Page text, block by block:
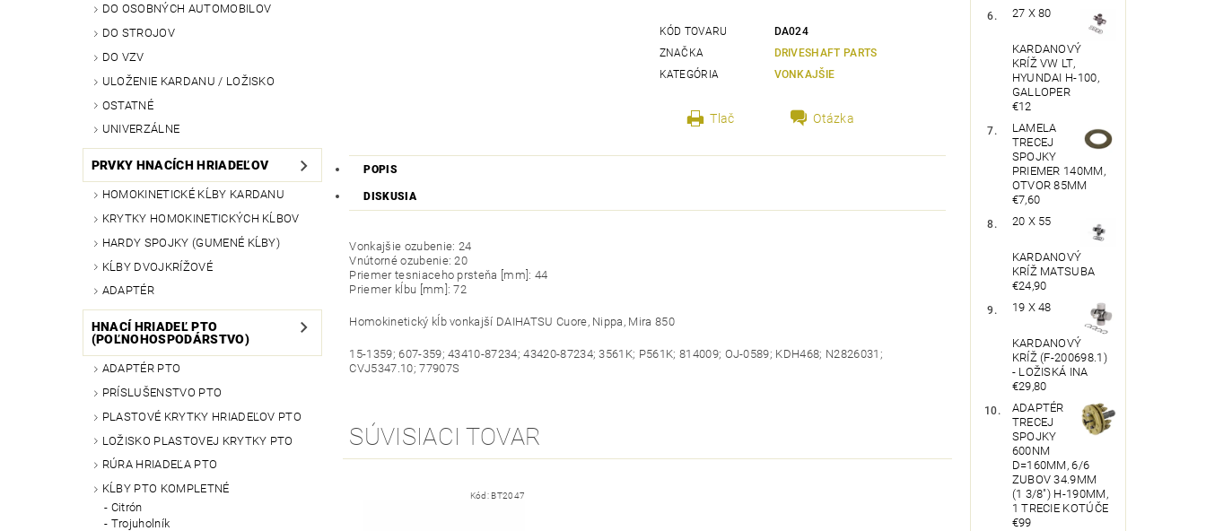
DO OSOBNÝCH AUTOMOBILOV
DO STROJOV
DO VZV
ULOŽENIE KARDANU / LOŽISKO
OSTATNÉ
UNIVERZÁLNE
PRVKY HNACÍCH HRIADEĽOV
HOMOKINETICKÉ KĹBY KARDANU
KRYTKY HOMOKINETICKÝCH KĹBOV
HARDY SPOJKY (GUMENÉ KĹBY)
KĹBY DVOJKRÍŽOVÉ
ADAPTÉR
HNACÍ HRIADEĽ PTO
(POĽNOHOSPODÁRSTVO)
ADAPTÉR PTO
PRÍSLUŠENSTVO PTO
PLASTOVÉ KRYTKY HRIADEĽOV PTO
LOŽISKO PLASTOVEJ KRYTKY PTO
RÚRA HRIADEĽA PTO
KĹBY PTO KOMPLETNÉ
Citrón
Trojuholník
KÓD TOVARU
DA024
ZNAČKA
DRIVESHAFT PARTS
KATEGÓRIA
VONKAJŠIE
Tlač Otázka
POPIS
DISKUSIA
Vonkajšie ozubenie: 24
Vnútorné ozubenie: 20
Priemer tesniaceho prsteňa [mm]: 44
Priemer kĺbu [mm]: 72
Homokinetický kĺb vonkajší DAIHATSU Cuore, Nippa, Mira 850
15-1359; 607-359; 43410-87234; 43420-87234; 3561K; P561K; 814009; OJ-0589; KDH468; N2826031;
CVJ5347.10; 77907S
SÚVISIACI TOVAR
Kód: BT2047
27 X 80
KARDANOVÝ
KRÍŽ VW LT,
HYUNDAI H-100,
GALLOPER
€12
LAMELA
TRECEJ
SPOJKY
PRIEMER 140MM,
OTVOR 85MM
€7,60
20 X 55
KARDANOVÝ
KRÍŽ MATSUBA
€24,90
19 X 48
KARDANOVÝ
KRÍŽ (F-200698.1)
- LOŽISKÁ INA
€29,80
ADAPTÉR
TRECEJ
SPOJKY
600NM
D=160MM, 6/6
ZUBOV 34.9MM
(1 3/8") H-190MM,
1 TRECIE KOTÚČE
€99